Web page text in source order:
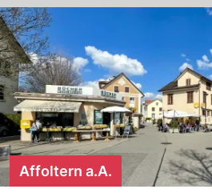
Affoltern a.A.